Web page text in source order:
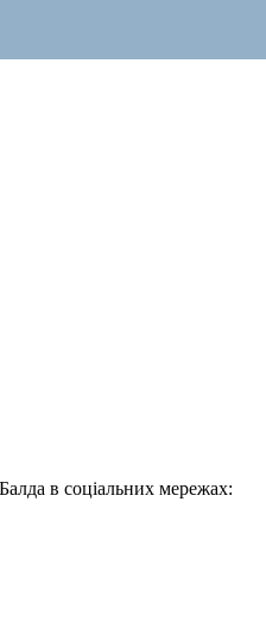
в соціальних мережах: